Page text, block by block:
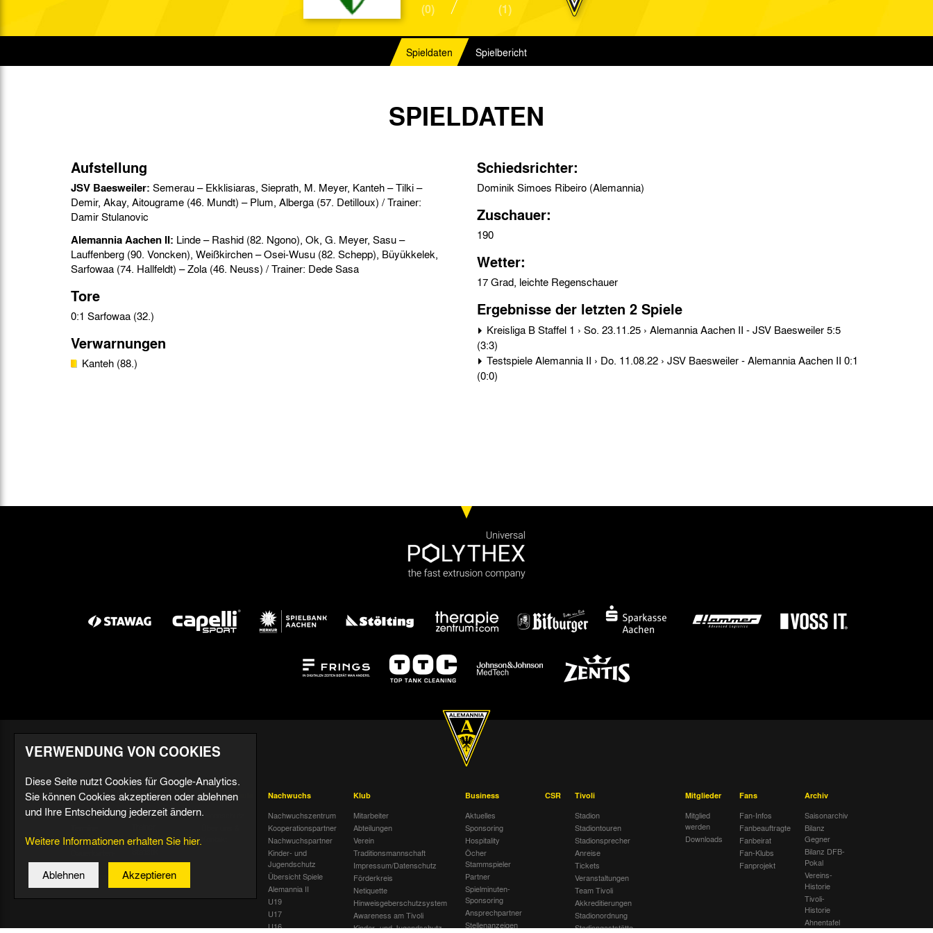
(0) (1)
Spieldaten Spielbericht
SPIELDATEN
Aufstellung
JSV Baesweiler: Semerau – Ekklisiaras, Sieprath, M. Meyer, Kanteh – Tilki –
Demir, Akay, Aitougrame (46. Mundt) – Plum, Alberga (57. Detilloux) / Trainer:
Damir Stulanovic
Alemannia Aachen II: Linde – Rashid (82. Ngono), Ok, G. Meyer, Sasu –
Lauffenberg (90. Voncken), Weißkirchen – Osei-Wusu (82. Schepp), Büyükkelek,
Sarfowaa (74. Hallfeldt) – Zola (46. Neuss) / Trainer: Dede Sasa
Tore
0:1 Sarfowaa (32.)
Verwarnungen
Kanteh (88.)
Schiedsrichter:
Dominik Simoes Ribeiro (Alemannia)
Zuschauer:
190
Wetter:
17 Grad, leichte Regenschauer
Ergebnisse der letzten 2 Spiele
(3:3)
(0:0)
Aktuell
Nachrichten
Tivoli Echo
Deal
Radiostream
Profis
Mannschaft &
Spiele & Tabelle
Trainingsplan
Geburtstage
Fußballschule
Datenschutz
Nachwuchs
Nachwuchszentrum
Kooperationspartner
Nachwuchspartner
Kinder- und
Jugendschutz
Übersicht Spiele
Alemannia II
U19
U17
U16
Klub
Mitarbeiter
Abteilungen
Verein
Traditionsmannschaft
Impressum/Datenschutz
Förderkreis
Netiquette
Hinweisgeberschutzsystem
Awareness am Tivoli
Kinder- und Jugendschutz
Business
Aktuelles
Sponsoring
Hospitality
Öcher
Stammspieler
Partner
Spielminuten-
Sponsoring
Ansprechpartner
Stellenanzeigen
CSR
Tivoli
Stadion
Stadiontouren
Stadionsprecher
Anreise
Tickets
Veranstaltungen
Team Tivoli
Akkreditierungen
Stadionordnung
Stadiongaststätte
Mitglieder
Mitglied
werden
Downloads
Fans
Fan-Infos
Fanbeauftragte
Fanbeirat
Fan-Klubs
Fanprojekt
Archiv
Saisonarchiv
Bilanz
Gegner
Bilanz DFB-
Pokal
Vereins-
Historie
Tivoli-
Historie
Ahnentafel
VERWENDUNG VON COOKIES
Diese Seite nutzt Cookies für Google-Analytics.
Sie können Cookies akzeptieren oder ablehnen
und Ihre Entscheidung jederzeit ändern.
Weitere Informationen erhalten Sie hier.
Ablehnen Akzeptieren